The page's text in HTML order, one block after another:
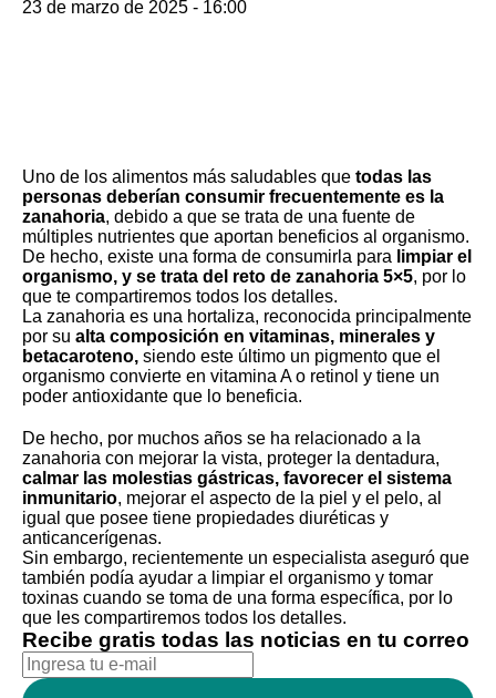
23 de marzo de 2025 - 16:00
Uno de los alimentos más saludables que todas las
personas deberían consumir frecuentemente es la
zanahoria, debido a que se trata de una fuente de
múltiples nutrientes que aportan beneficios al organismo.
De hecho, existe una forma de consumirla para limpiar el
organismo, y se trata del reto de zanahoria 5×5, por lo
que te compartiremos todos los detalles.
La zanahoria es una hortaliza, reconocida principalmente
por su alta composición en vitaminas, minerales y
betacaroteno, siendo este último un pigmento que el
organismo convierte en vitamina A o retinol y tiene un
poder antioxidante que lo beneficia.
De hecho, por muchos años se ha relacionado a la
zanahoria con mejorar la vista, proteger la dentadura,
calmar las molestias gástricas, favorecer el sistema
inmunitario, mejorar el aspecto de la piel y el pelo, al
igual que posee tiene propiedades diuréticas y
anticancerígenas.
Sin embargo, recientemente un especialista aseguró que
también podía ayudar a limpiar el organismo y tomar
toxinas cuando se toma de una forma específica, por lo
que les compartiremos todos los detalles.
Recibe gratis todas las noticias en tu correo